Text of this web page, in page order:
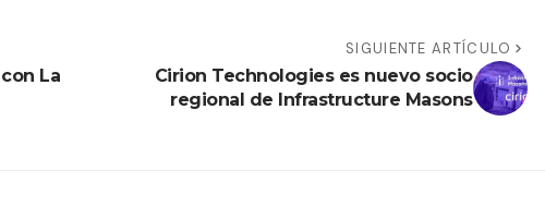
La
SIGUIENTE ARTÍCULO
Cirion Technologies es nuevo socio
regional de Infrastructure Masons